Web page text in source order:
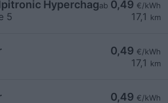
ab 0,49 €/kWh
17,1 km
Hyperchager
5
0,49 €/kWh
17,1 km
0,49 €/kWh